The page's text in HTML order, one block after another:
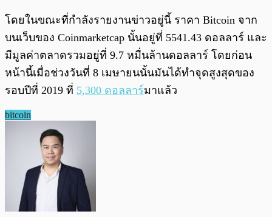
โดยในขณะที่กำลังรายงานข่าวอยู่นี้ ราคา Bitcoin จาก
บนเว็บของ Coinmarketcap นั้นอยู่ที่ 5541.43 ดอลลาร์ และ
มีมูลค่าตลาดรวมอยู่ที่ 9.7 หมื่นล้านดอลลาร์ โดยก่อน
หน้านี้เมื่อช่วงวันที่ 8 เมษายนนั้นมันได้ทำจุดสูงสุดของ
รอบปีที่ 2019 ที่ 5,300 ดอลลาร์มาแล้ว
bitcoin